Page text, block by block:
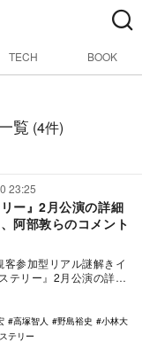
TECH BOOK
覧 (4件)
23:25
リー』2月公演の詳細
阿部敦らのコメント
参加型リアル謎解きイ
テリー』2月公演の詳細
ト陣のコメントが公開
高塚智人 野島裕史
小林大
テリー